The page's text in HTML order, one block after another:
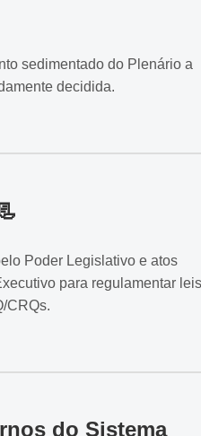
sedimentado do Plenário a
decidida.
Poder Legislativo e atos
para regulamentar leis
CRQs.
do Sistema